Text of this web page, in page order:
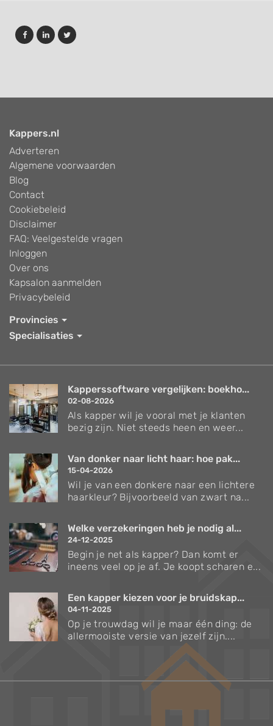
Kappers.nl
Adverteren
Algemene voorwaarden
Blog
Contact
Cookiebeleid
Disclaimer
FAQ: Veelgestelde vragen
Inloggen
Over ons
Kapsalon aanmelden
Privacybeleid
Provincies
Specialisaties
Kapperssoftware vergelijken: boekho...
02-08-2026
Als kapper wil je vooral met je klanten
bezig zijn. Niet steeds heen en weer...
Van donker naar licht haar: hoe pak...
15-04-2026
Wil je van een donkere naar een lichtere
haarkleur? Bijvoorbeeld van zwart na...
Welke verzekeringen heb je nodig al...
24-12-2025
Begin je net als kapper? Dan komt er
ineens veel op je af. Je koopt scharen e...
Een kapper kiezen voor je bruidskap...
04-11-2025
Op je trouwdag wil je maar één ding: de
allermooiste versie van jezelf zijn....